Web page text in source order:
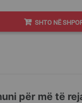
SHTO NË
për më të